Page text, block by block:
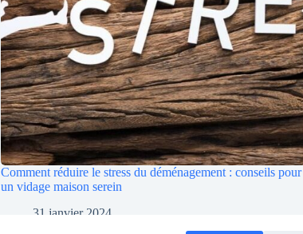
Comment réduire le stress du déménagement : conseils pour
un vidage maison serein
31 janvier 2024